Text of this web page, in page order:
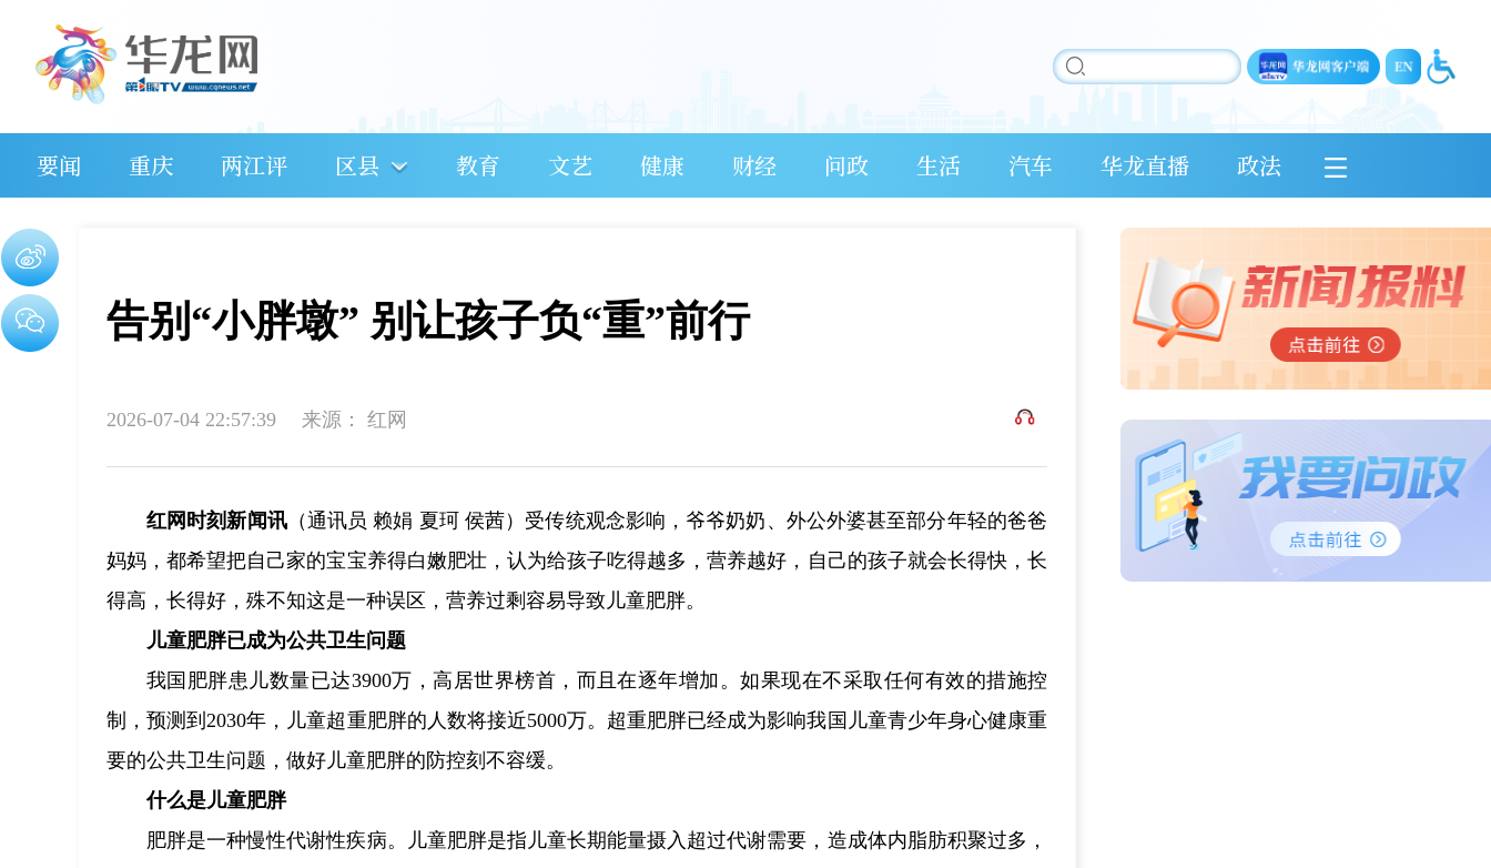
要闻 重庆 两江评 区县 教育 文艺 健康 财经 问政 生活 汽车 华龙直播 政法
告别“小胖墩” 别让孩子负“重”前行
2026-07-04 22:57:39 来源： 红网
红网时刻新闻讯（通讯员 赖娟 夏珂 侯茜）受传统观念影响，爷爷奶奶、外公外婆甚至部分年轻的爸爸
妈妈，都希望把自己家的宝宝养得白嫩肥壮，认为给孩子吃得越多，营养越好，自己的孩子就会长得快，长
得高，长得好，殊不知这是一种误区，营养过剩容易导致儿童肥胖。
儿童肥胖已成为公共卫生问题
我国肥胖患儿数量已达3900万，高居世界榜首，而且在逐年增加。如果现在不采取任何有效的措施控
制，预测到2030年，儿童超重肥胖的人数将接近5000万。超重肥胖已经成为影响我国儿童青少年身心健康重
要的公共卫生问题，做好儿童肥胖的防控刻不容缓。
什么是儿童肥胖
肥胖是一种慢性代谢性疾病。儿童肥胖是指儿童长期能量摄入超过代谢需要，造成体内脂肪积聚过多，